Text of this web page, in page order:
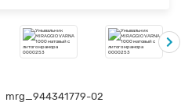
mrg_944341779-02